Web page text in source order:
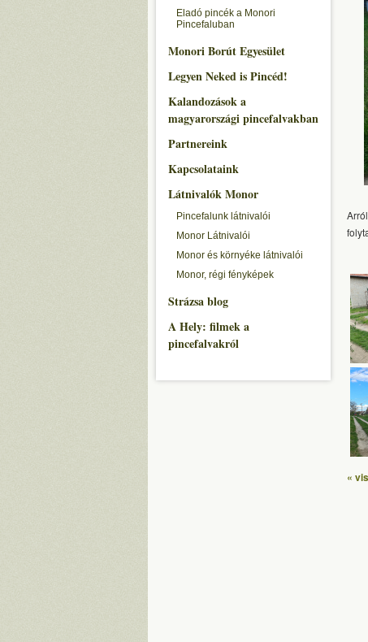
Eladó pincék a Monori
Pincefaluban
Monori Borút Egyesület
Legyen Neked is Pincéd!
Kalandozások a
magyarországi pincefalvakban
Partnereink
Kapcsolataink
Látnivalók Monor
Pincefalunk látnivalói
Monor Látnivalói
Monor és környéke látnivalói
Monor, régi fényképek
Strázsa blog
A Hely: filmek a
pincefalvakról
«